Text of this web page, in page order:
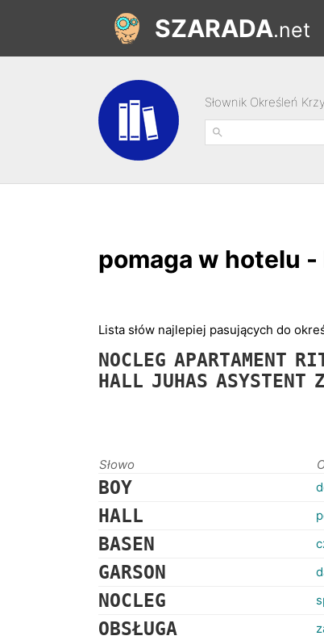
SZARADA.net
Słownik Określeń
pomaga w hotelu
Lista słów najlepiej pasujących do
NOCLEG APARTAMENT
HALL JUHAS ASYSTENT
Słowo
BOY
HALL
BASEN
GARSON
NOCLEG
OBSŁUGA